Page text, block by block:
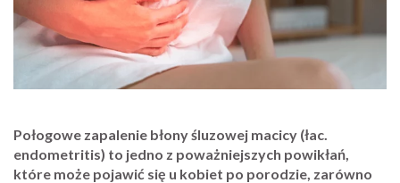
Połogowe zapalenie błony śluzowej macicy (łac.
endometritis) to jedno z poważniejszych powikłań,
które może pojawić się u kobiet po porodzie, zarówno